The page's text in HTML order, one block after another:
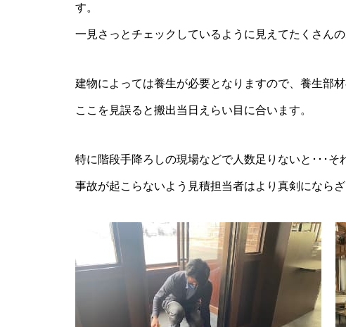
す。
一見さっとチェックしているように見えてたくさん
建物によっては養生が必要となりますので、養生部
ここを見誤ると搬出当日えらい目に合います。
特に階段手降ろしの現場などで人数足りないと･･･そ
事故が起こらないよう見積担当者はより真剣にならざ